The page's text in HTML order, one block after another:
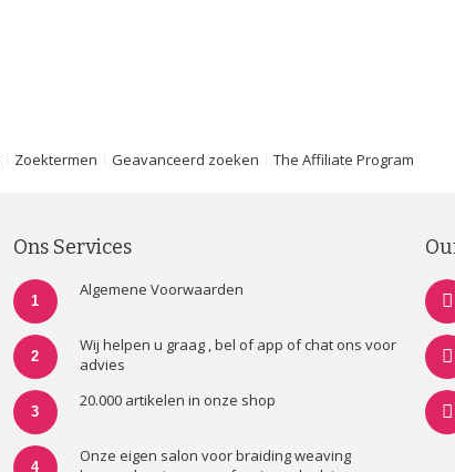
Zoektermen Geavanceerd zoeken The Affiliate Program
Ons Services
1
Algemene Voorwaarden
2
Wij helpen u graag , bel of app of chat ons voor
advies
3
20.000 artikelen in onze shop
4
Onze eigen salon voor braiding weaving